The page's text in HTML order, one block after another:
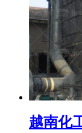
越南化